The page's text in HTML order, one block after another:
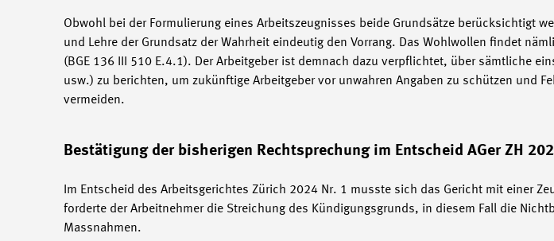
Obwohl bei der Formulierung eines Arbeitszeugnisses beide Grundsätze berücksichtigt
und Lehre der Grundsatz der Wahrheit eindeutig den Vorrang. Das Wohlwollen findet
(BGE 136 III 510 E.4.1). Der Arbeitgeber ist demnach dazu verpflichtet, über sämtliche
usw.) zu berichten, um zukünftige Arbeitgeber vor unwahren Angaben zu schützen und
vermeiden.
Bestätigung der bisherigen Rechtsprechung im Entscheid AGer ZH
Im Entscheid des Arbeitsgerichtes Zürich 2024 Nr. 1 musste sich das Gericht mit einer
forderte der Arbeitnehmer die Streichung des Kündigungsgrunds, in diesem Fall die
Massnahmen.